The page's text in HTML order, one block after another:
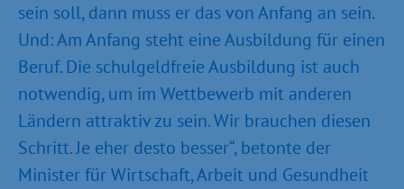
sein soll, dann muss er das von Anfang an sein.
Und: Am Anfang steht eine Ausbildung für einen
Beruf. Die schulgeldfreie Ausbildung ist auch
notwendig, um im Wettbewerb mit anderen
Ländern attraktiv zu sein. Wir brauchen diesen
Schritt. Je eher desto besser“, betonte der
Minister für Wirtschaft, Arbeit und Gesundheit